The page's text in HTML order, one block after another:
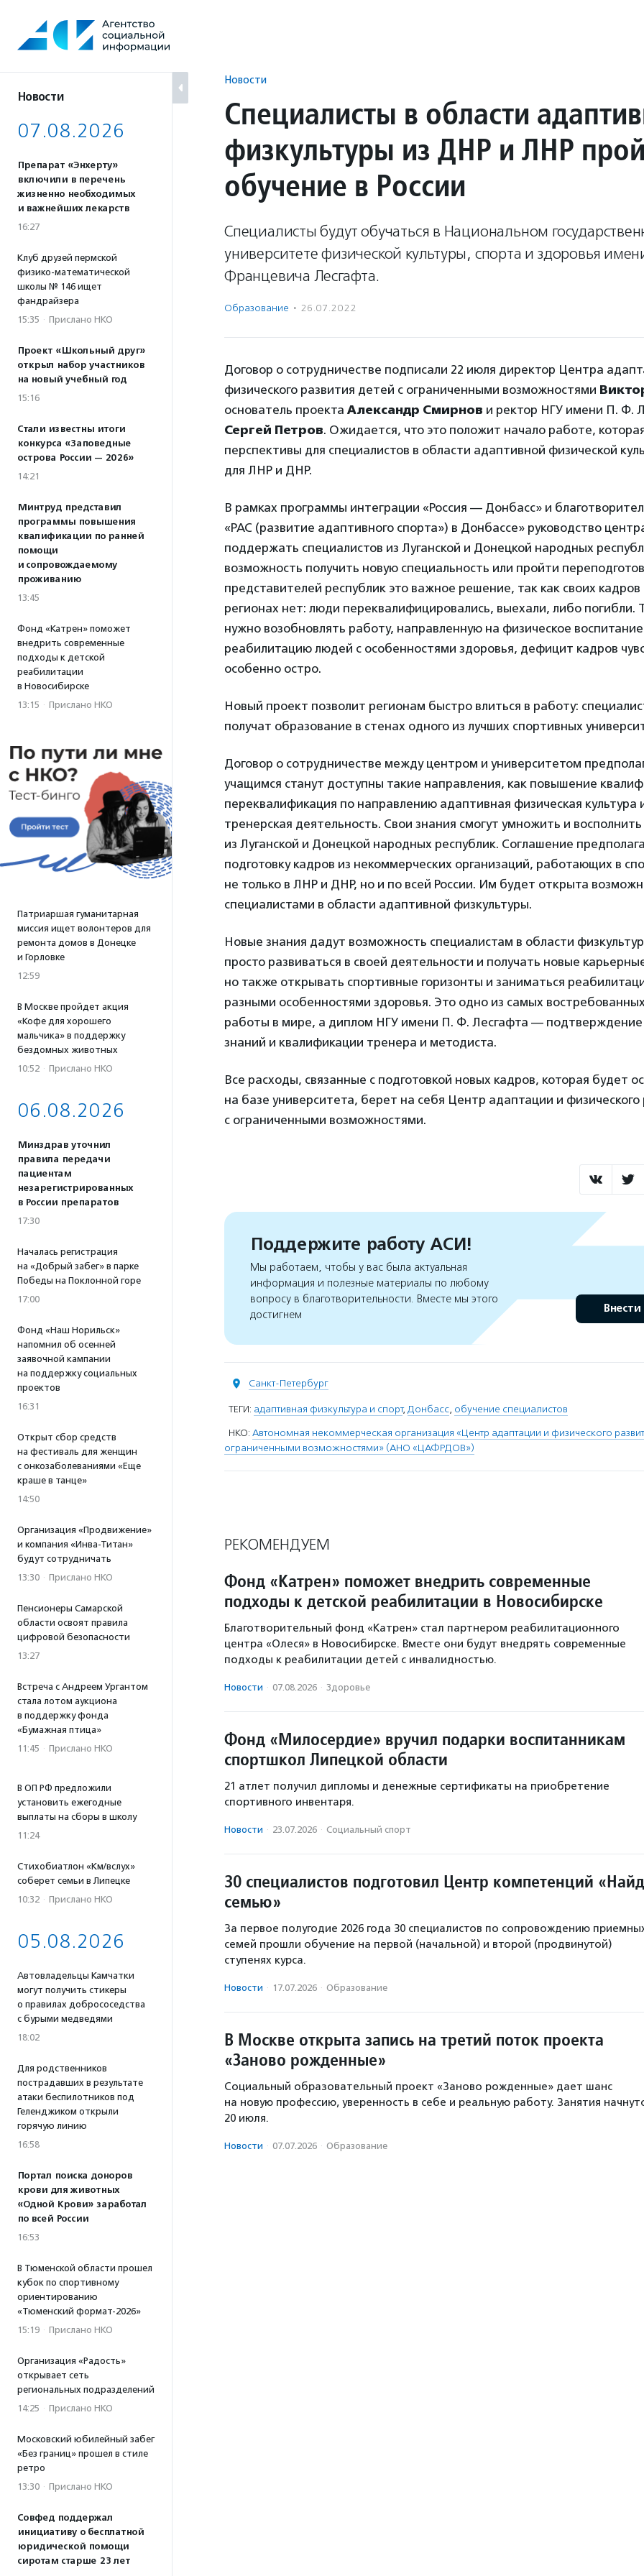
содержанию
Новости
07.08.2026
Препарат «Энхерту»
включили в перечень
жизненно необходимых
и важнейших лекарств
16:27
Клуб друзей пермской
физико-математической
школы № 146 ищет
фандрайзера
15:35 · Прислано НКО
Проект «Школьный друг»
открыл набор участников
на новый учебный год
15:16
Стали известны итоги
конкурса «Заповедные
острова России — 2026»
14:21
Минтруд представил
программы повышения
квалификации по ранней
помощи
и сопровождаемому
проживанию
13:45
Фонд «Катрен» поможет
внедрить современные
подходы к детской
реабилитации
в Новосибирске
13:15 · Прислано НКО
Патриаршая гуманитарная
миссия ищет волонтеров для
ремонта домов в Донецке
и Горловке
12:59
В Москве пройдет акция
«Кофе для хорошего
мальчика» в поддержку
бездомных животных
10:52 · Прислано НКО
06.08.2026
Минздрав уточнил
правила передачи
пациентам
незарегистрированных
в России препаратов
17:30
Началась регистрация
на «Добрый забег» в парке
Победы на Поклонной горе
17:00
Фонд «Наш Норильск»
напомнил об осенней
заявочной кампании
на поддержку социальных
проектов
16:31
Открыт сбор средств
на фестиваль для женщин
с онкозаболеваниями «Еще
краше в танце»
14:50
Организация «Продвижение»
и компания «Инва-Титан»
будут сотрудничать
13:30 · Прислано НКО
Пенсионеры Самарской
области освоят правила
цифровой безопасности
13:27
Встреча с Андреем Ургантом
стала лотом аукциона
в поддержку фонда
«Бумажная птица»
11:45 · Прислано НКО
В ОП РФ предложили
установить ежегодные
выплаты на сборы в школу
11:24
Стихобиатлон «Км/вслух»
соберет семьи в Липецке
10:32 · Прислано НКО
05.08.2026
Автовладельцы Камчатки
могут получить стикеры
о правилах добрососедства
с бурыми медведями
18:02
Для родственников
пострадавших в результате
атаки беспилотников под
Геленджиком открыли
горячую линию
16:58
Портал поиска доноров
крови для животных
«Одной Крови» заработал
по всей России
16:53
В Тюменской области прошел
кубок по спортивному
ориентированию
«Тюменский формат-2026»
15:19 · Прислано НКО
Организация «Радость»
открывает сеть
региональных подразделений
14:25 · Прислано НКО
Московский юбилейный забег
«Без границ» прошел в стиле
ретро
13:30 · Прислано НКО
Совфед поддержал
инициативу о бесплатной
юридической помощи
сиротам старше 23 лет
Новости
Специалисты в области
физкультуры из ДНР и ЛНР
обучение в России
Специалисты будут обучаться в Национальном
университете физической культуры, спорта и здоровья
Францевича Лесгафта.
Образование · 26.07.2022
Договор о сотрудничестве подписали 22 июля директор Центра
физического развития детей с ограниченными возможностями
основатель проекта Александр Смирнов и ректор НГУ имени П. Ф.
Сергей Петров. Ожидается, что это положит начало работе,
перспективы для специалистов в области адаптивной физической
для ЛНР и ДНР.
В рамках программы интеграции «Россия — Донбасс» и
«РАС (развитие адаптивного спорта») в Донбассе» руководство
поддержать специалистов из Луганской и Донецкой народных
возможность получить новую специальность или пройти
представителей республик это важное решение, так как своих кадров
регионах нет: люди переквалифицировались, выехали, либо погибли.
нужно возобновлять работу, направленную на физическое
реабилитацию людей с особенностями здоровья, дефицит кадров
особенно остро.
Новый проект позволит регионам быстро влиться в работу:
получат образование в стенах одного из лучших спортивных
Договор о сотрудничестве между центром и университетом
учащимся станут доступны такие направления, как повышение
переквалификация по направлению адаптивная физическая культура
тренерская деятельность. Свои знания смогут умножить и
из Луганской и Донецкой народных республик. Соглашение
подготовку кадров из некоммерческих организаций, работающих в
не только в ЛНР и ДНР, но и по всей России. Им будет открыта
специалистами в области адаптивной физкультуры.
Новые знания дадут возможность специалистам в области
просто развиваться в своей деятельности и получать новые
но также открывать спортивные горизонты и заниматься
разными особенностями здоровья. Это одно из самых
работы в мире, а диплом НГУ имени П. Ф. Лесгафта — подтверждение
знаний и квалификации тренера и методиста.
Все расходы, связанные с подготовкой новых кадров, которая будет
на базе университета, берет на себя Центр адаптации и
с ограниченными возможностями.
Поддержите работу АСИ!
Мы работаем, чтобы у вас была актуальная
информация и полезные материалы по любому
вопросу в благотворительности. Вместе мы этого
достигнем
Внести
Санкт-Петербург
ТЕГИ: адаптивная физкультура и спорт, Донбасс, обучение специалистов
НКО: Автономная некоммерческая организация «Центр адаптации и физического
ограниченными возможностями» (АНО «ЦАФРДОВ»)
РЕКОМЕНДУЕМ
Фонд «Катрен» поможет внедрить современные
подходы к детской реабилитации в Новосибирске
Благотворительный фонд «Катрен» стал партнером реабилитационного
центра «Олеся» в Новосибирске. Вместе они будут внедрять современные
подходы к реабилитации детей с инвалидностью.
Новости · 07.08.2026 · Здоровье
Фонд «Милосердие» вручил подарки воспитанникам
спортшкол Липецкой области
21 атлет получил дипломы и денежные сертификаты на приобретение
спортивного инвентаря.
Новости · 23.07.2026 · Социальный спорт
30 специалистов подготовил Центр компетенций
семью»
За первое полугодие 2026 года 30 специалистов по сопровождению
семей прошли обучение на первой (начальной) и второй (продвинутой)
ступенях курса.
Новости · 17.07.2026 · Образование
В Москве открыта запись на третий поток проекта
«Заново рожденные»
Социальный образовательный проект «Заново рожденные» дает шанс
на новую профессию, уверенность в себе и реальную работу. Занятия
20 июля.
Новости · 07.07.2026 · Образование